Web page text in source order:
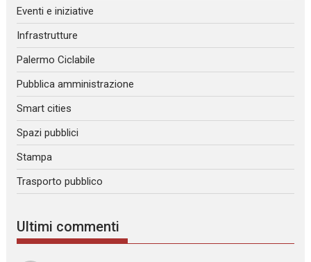
Eventi e iniziative
Infrastrutture
Palermo Ciclabile
Pubblica amministrazione
Smart cities
Spazi pubblici
Stampa
Trasporto pubblico
Ultimi commenti